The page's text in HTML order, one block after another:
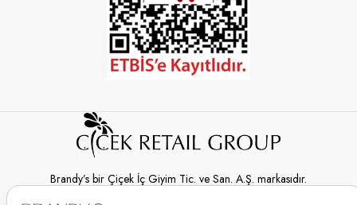
Brandy’s bir Çiçek İç Giyim Tic. ve San. A.Ş. markasıdır.